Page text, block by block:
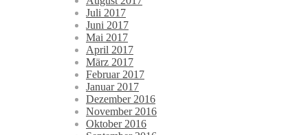
Juli 2017
Juni 2017
Mai 2017
April 2017
März 2017
Februar 2017
Januar 2017
Dezember 2016
November 2016
Oktober 2016